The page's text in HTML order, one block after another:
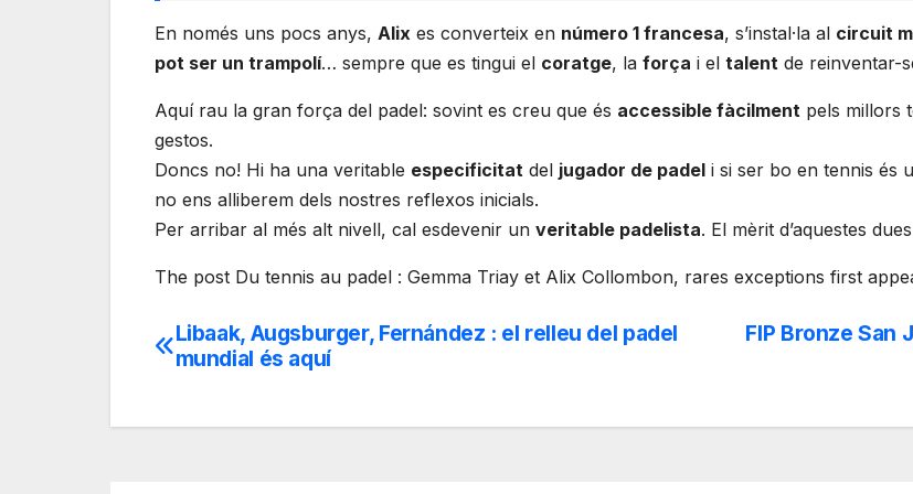
En només uns pocs anys, Alix es converteix en número 1 francesa, s’instal·la al circuit
pot ser un trampolí… sempre que es tingui el coratge, la força i el talent de reinventar-
Aquí rau la gran força del padel: sovint es creu que és accessible fàcilment pels millors
gestos.
Doncs no! Hi ha una veritable especificitat del jugador de padel i si ser bo en tennis és
no ens alliberem dels nostres reflexos inicials.
Per arribar al més alt nivell, cal esdevenir un veritable padelista. El mèrit d’aquestes
The post Du tennis au padel : Gemma Triay et Alix Collombon, rares exceptions first
Navegación
entradas
FIP Bronze San
Libaak, Augsburger, Fernández : el relleu del padel
mundial és aquí